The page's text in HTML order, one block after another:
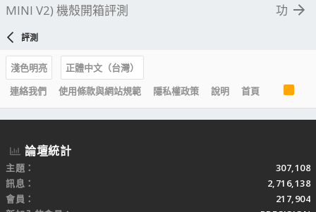
MINI V2) 機殼開箱評測
功
評測
淺色明亮
正體中文（台灣）
連絡我們
使用條款與網站規範 隱私權政策 說明 首頁
R
S
S
論壇統計
主題
307,108
訊息
2,716,138
會員
217,904